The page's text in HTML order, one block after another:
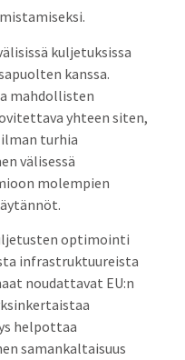
kuljetuksissa
kanssa.
mahdollisten
yhteen siten,
turhia
välisessä
molempien
optimointi
infrastruktuureista
noudattavat EU:n
helpottaa
samankaltaisuus